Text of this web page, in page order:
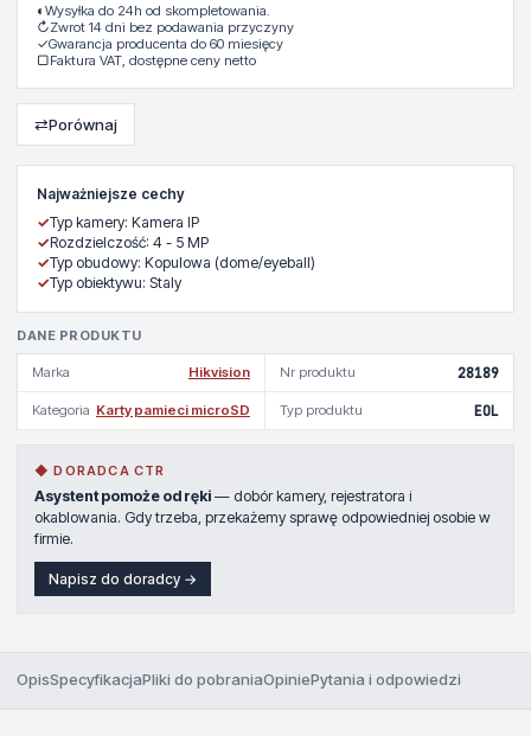
Najważniejsze cechy
✓Typ kamery: Kamera IP
✓Rozdzielczość: 4 - 5 MP
✓Typ obudowy: Kopulowa (dome/eyeball)
✓Typ obiektywu: Staly
DANE PRODUKTU
Marka Hikvision Nr produktu 28189
Kategoria Karty pamieci microSD Typ produktu EOL
◆ DORADCA CTR
Asystent pomoże od ręki — dobór kamery, rejestratora i
okablowania. Gdy trzeba, przekażemy sprawę odpowiedniej osobie w
firmie.
Napisz do doradcy →
◐ Wysyłka do 24h od skompletowania.
↻Zwrot 14 dni bez podawania przyczyny
✓Gwarancja producenta do 60 miesięcy
▢Faktura VAT, dostępne ceny netto
⇄Porównaj
OpisSpecyfikacjaPliki do pobraniaOpiniePytania i odpowiedzi